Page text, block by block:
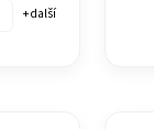
+ další